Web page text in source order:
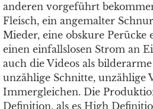
anderen vorgeführt
Fleisch, ein angemalter
Mieder, eine obskure Perücke
einen einfallslosen Strom an
auch die Videos als
unzählige Schnitte, unzählige
Immergleichen. Die
Definition, als es High